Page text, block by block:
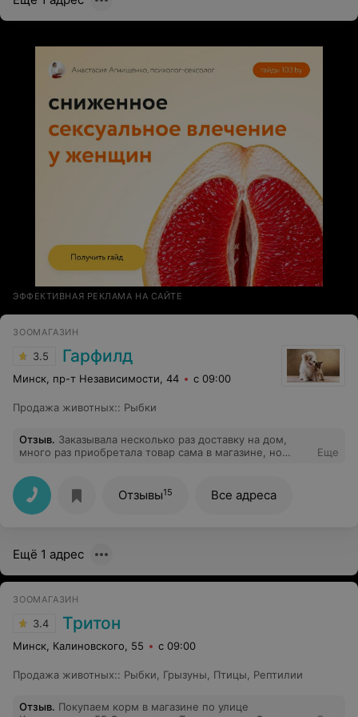
ЭФФЕКТИВНАЯ РЕКЛАМА НА САЙТЕ
ЗООМАГАЗИН
3.5 Гарфилд
Минск, пр-т Независимости, 44 с 09:00
Продажа животных:: Рыбки
Отзыв. Заказывала несколько раз доставку на дом,
много раз приобретала товар сама в магазине, но
очередной раз оформляла заказ на доставку корма (10
кг), сайт не грузился, решила позвонить и по телефону
оформить, принимали у меня заказ и нагрубили, от
такой пассивной агрессии и злобы, больше нет
Еще
Отзывы15 Все адреса
Ещё 1 адрес
ЗООМАГАЗИН
3.4 Тритон
Минск, Калиновского, 55 с 09:00
Продажа животных:: Рыбки Грызуны Птицы Рептилии
Отзыв. Покупаем корм в магазине по улице